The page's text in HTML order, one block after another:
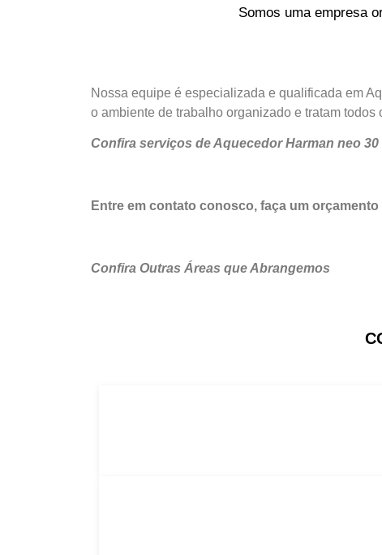
Somos uma empresa
Nossa equipe é especializada e qualificada em
o ambiente de trabalho organizado e tratam
Confira serviços de Aquecedor Harman neo
Entre em contato conosco, faça um
Confira Outras Áreas que Abrangemos